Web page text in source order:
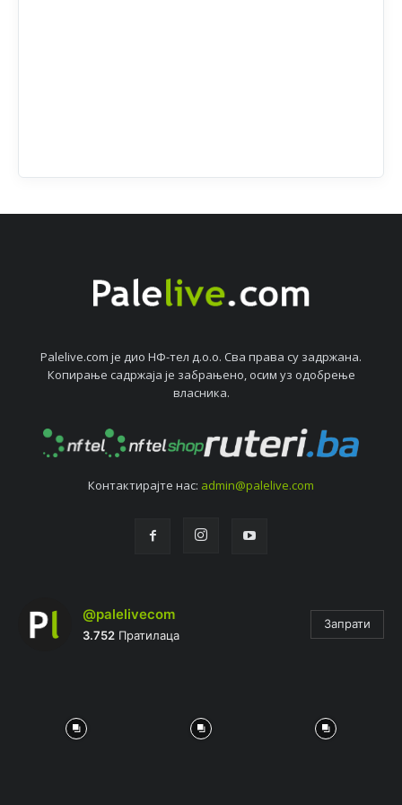
Palelive.com јe дио НФ-тeл д.о.о. Сва права су задржана.
Копирањe садржаја јe забрањeно, осим уз одобрeњe
власника.
Контактирајтe нас: admin@palelive.com
@palelivecom
3.752 Пратилаца
Запрати